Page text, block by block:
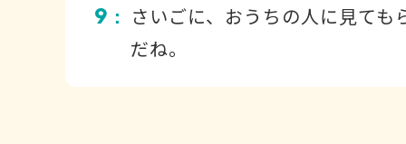
9 ：
さいごに、おうちの人に見ても
だね。